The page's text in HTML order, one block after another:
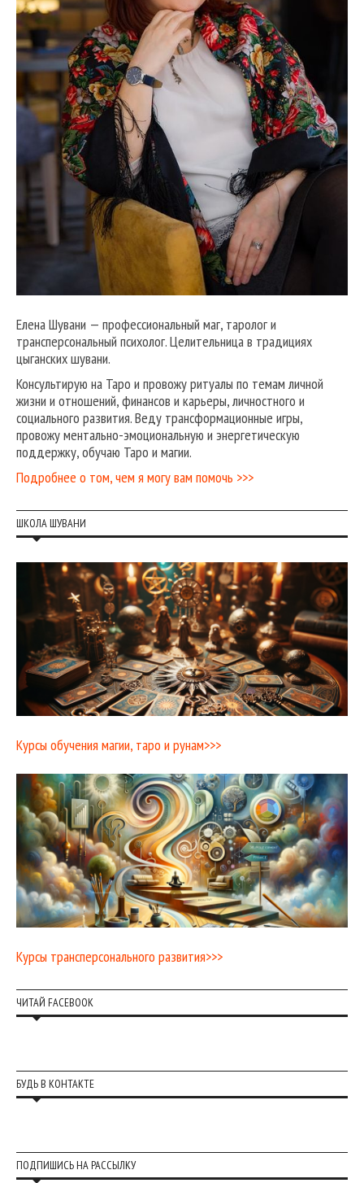
Елена Шувани — профессиональный маг, таролог и
трансперсональный психолог. Целительница в традициях
цыганских шувани.
Консультирую на Таро и провожу ритуалы по темам личной
жизни и отношений, финансов и карьеры, личностного и
социального развития. Веду трансформационные игры,
провожу ментально-эмоциональную и энергетическую
поддержку, обучаю Таро и магии.
Подробнее о том, чем я могу вам помочь >>>
ШКОЛА ШУВАНИ
Курсы обучения магии, таро и рунам>>>
Курсы трансперсонального развития>>>
ЧИТАЙ FACEBOOK
БУДЬ В КОНТАКТЕ
ПОДПИШИСЬ НА РАССЫЛКУ